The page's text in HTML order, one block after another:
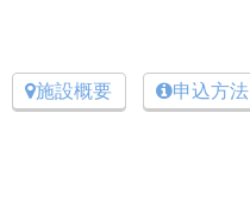
施設概要 申込方法